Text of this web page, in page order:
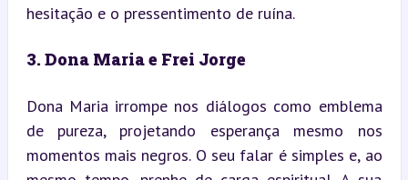
hesitação e o pressentimento de ruína.
3. Dona Maria e Frei Jorge
Dona Maria irrompe nos diálogos como emblema
de pureza, projetando esperança mesmo nos
momentos mais negros. O seu falar é simples e, ao